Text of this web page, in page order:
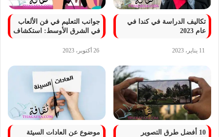
تكاليف الدراسة في كندا في
عام 2023
11 يناير، 2023
جوانب التعليم في فن الألعاب
في الشرق الأوسط: استكشاف
26 أكتوبر، 2023
10 أفضل طرق التصوير
موضوع عن العادات السيئة